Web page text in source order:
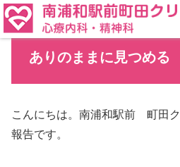
ありのままに見つめる
こんにちは。南浦和駅前 町田
報告です。